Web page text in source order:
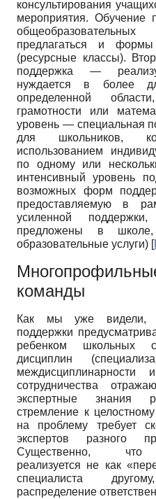
консультирования
мероприятия. Обучение
предлагаться и формы
(ресурсные классы).
поддержка —
нуждается в более
определенной
грамотности или
уровень — специальная
для школьников,
использованием
по одному или
интенсивный уровень
возможных форм
предоставляемую в
усиленной
предложены в школе,
образовательные услуги) [
команды
Как мы уже видели,
поддержки
ребенком школьных
дисциплин
междисциплинарности
сотрудничества
экспертные знания
стремление к
на проблему требует
экспертов разного
Существенно, что
реализуется не как
специалиста
распределение